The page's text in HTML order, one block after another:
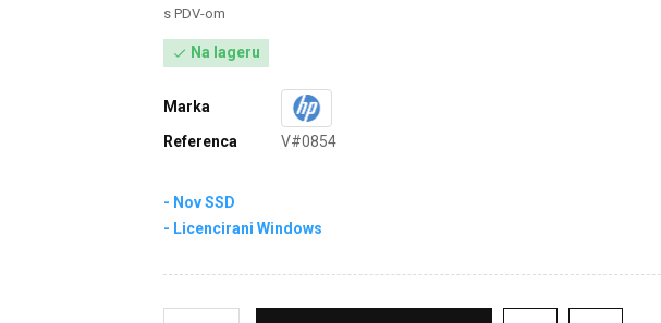
s PDV-om
 Na lageru
Marka
Referenca
V#0854
- Nov SSD
- Licencirani Windows